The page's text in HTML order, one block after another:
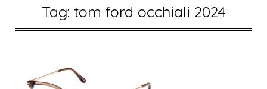
Tag: tom ford occhiali 2024